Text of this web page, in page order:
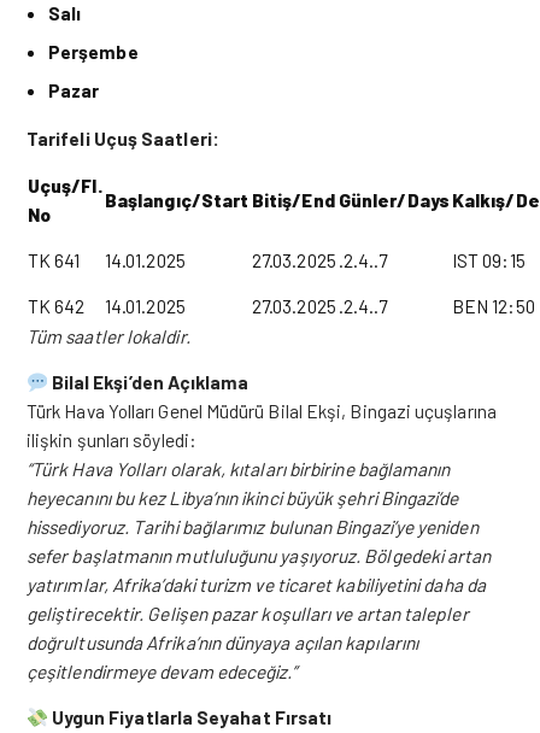
Salı
Perşembe
Pazar
Tarifeli Uçuş Saatleri:
Uçuş/Fl.
No
Başlangıç/Start Bitiş/End Günler/Days Kalkış/
TK 641 14.01.2025 27.03.2025 .2.4..7
IST 09:15
TK 642
14.01.2025 27.03.2025 .2.4..7
BEN 12:50
Tüm saatler lokaldir.
Bilal Ekşi’den Açıklama
Türk Hava Yolları Genel Müdürü Bilal Ekşi, Bingazi uçuşlarına
ilişkin şunları söyledi:
“Türk Hava Yolları olarak, kıtaları birbirine bağlamanın
heyecanını bu kez Libya’nın ikinci büyük şehri Bingazi’de
hissediyoruz. Tarihi bağlarımız bulunan Bingazi’ye yeniden
sefer başlatmanın mutluluğunu yaşıyoruz. Bölgedeki artan
yatırımlar, Afrika’daki turizm ve ticaret kabiliyetini daha da
geliştirecektir. Gelişen pazar koşulları ve artan talepler
doğrultusunda Afrika’nın dünyaya açılan kapılarını
çeşitlendirmeye devam edeceğiz.”
Uygun Fiyatlarla Seyahat Fırsatı